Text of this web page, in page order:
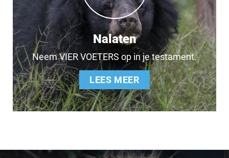
Nalaten
Neem VIER VOETERS op in je testament.
LEES MEER